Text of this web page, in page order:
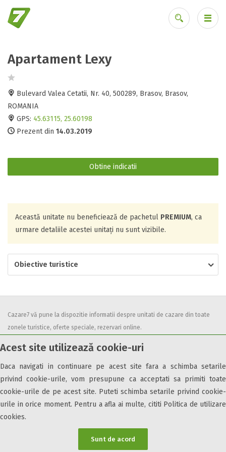
Acest site utilizează cookie-uri
Daca navigati in continuare pe acest site fara a schimba setarile
privind cookie-urile, vom presupune ca acceptati sa primiti toate
cookie-urile de pe acest site. Puteti schimba setarile privind cookie-
urile in orice moment. Pentru a afla ai multe, cititi Politica de utilizare
cookies.
Sunt de acord
Apartament Lexy
Bulevard Valea Cetatii, Nr. 40, 500289, Brasov, Brasov,
ROMANIA
GPS: 45.63115, 25.60198
Prezent din 14.03.2019
Obtine indicatii
Această unitate nu beneficiează de pachetul PREMIUM, ca
urmare detaliile acestei unitați nu sunt vizibile.
Obiective turistice
Cazare7 vă pune la dispozitie informatii despre unitati de cazare din toate
zonele turistice, oferte speciale, rezervari online.
condițiile de utilizare.
Informații utile Parteneri Cazare7